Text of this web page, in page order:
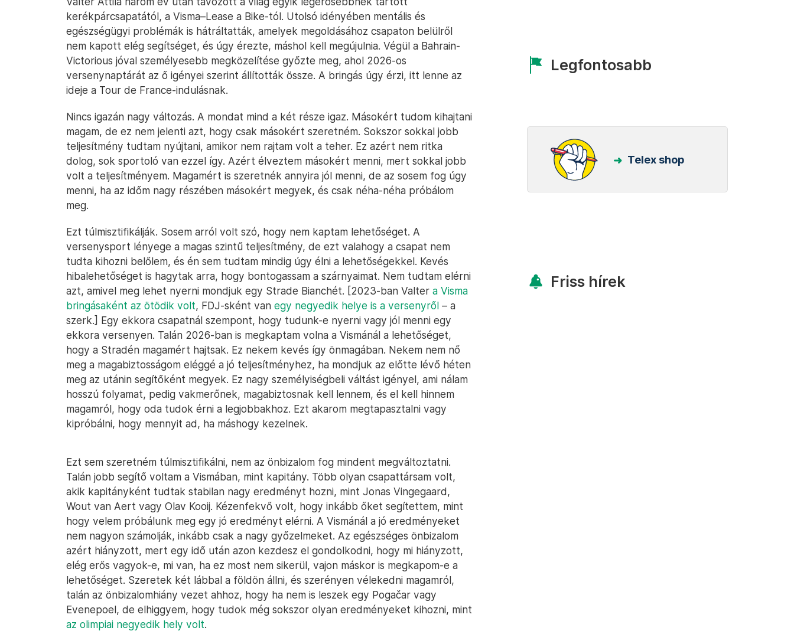
kerékpárcsapatától, a Visma–Lease a Bike-tól. Utolsó idényében mentális és
egészségügyi problémák is hátráltatták, amelyek megoldásához csapaton belülről
nem kapott elég segítséget, és úgy érezte, máshol kell megújulnia. Végül a Bahrain-
Victorious jóval személyesebb megközelítése győzte meg, ahol 2026-os
versenynaptárát az ő igényei szerint állították össze. A bringás úgy érzi, itt lenne az
ideje a Tour de France-indulásnak.
Nincs igazán nagy változás. A mondat mind a két része igaz. Másokért tudom kihajtani
magam, de ez nem jelenti azt, hogy csak másokért szeretném. Sokszor sokkal jobb
teljesítmény tudtam nyújtani, amikor nem rajtam volt a teher. Ez azért nem ritka
dolog, sok sportoló van ezzel így. Azért élveztem másokért menni, mert sokkal jobb
volt a teljesítményem. Magamért is szeretnék annyira jól menni, de az sosem fog úgy
menni, ha az időm nagy részében másokért megyek, és csak néha-néha próbálom
meg.
Ezt túlmisztifikálják. Sosem arról volt szó, hogy nem kaptam lehetőséget. A
versenysport lényege a magas szintű teljesítmény, de ezt valahogy a csapat nem
tudta kihozni belőlem, és én sem tudtam mindig úgy élni a lehetőségekkel. Kevés
hibalehetőséget is hagytak arra, hogy bontogassam a szárnyaimat. Nem tudtam elérni
azt, amivel meg lehet nyerni mondjuk egy Strade Bianchét. [2023-ban Valter a Visma
bringásaként az ötödik volt, FDJ-sként van egy negyedik helye is a versenyről – a
szerk.] Egy ekkora csapatnál szempont, hogy tudunk-e nyerni vagy jól menni egy
ekkora versenyen. Talán 2026-ban is megkaptam volna a Vismánál a lehetőséget,
hogy a Stradén magamért hajtsak. Ez nekem kevés így önmagában. Nekem nem nő
meg a magabiztosságom eléggé a jó teljesítményhez, ha mondjuk az előtte lévő héten
meg az utánin segítőként megyek. Ez nagy személyiségbeli váltást igényel, ami nálam
hosszú folyamat, pedig vakmerőnek, magabiztosnak kell lennem, és el kell hinnem
magamról, hogy oda tudok érni a legjobbakhoz. Ezt akarom megtapasztalni vagy
kipróbálni, hogy mennyit ad, ha máshogy kezelnek.
Ezt sem szeretném túlmisztifikálni, nem az önbizalom fog mindent megváltoztatni.
Talán jobb segítő voltam a Vismában, mint kapitány. Több olyan csapattársam volt,
akik kapitányként tudtak stabilan nagy eredményt hozni, mint Jonas Vingegaard,
Wout van Aert vagy Olav Kooij. Kézenfekvő volt, hogy inkább őket segítettem, mint
hogy velem próbálunk meg egy jó eredményt elérni. A Vismánál a jó eredményeket
nem nagyon számolják, inkább csak a nagy győzelmeket. Az egészséges önbizalom
azért hiányzott, mert egy idő után azon kezdesz el gondolkodni, hogy mi hiányzott,
elég erős vagyok-e, mi van, ha ez most nem sikerül, vajon máskor is megkapom-e a
lehetőséget. Szeretek két lábbal a földön állni, és szerényen vélekedni magamról,
talán az önbizalomhiány vezet ahhoz, hogy ha nem is leszek egy Pogačar vagy
Evenepoel, de elhiggyem, hogy tudok még sokszor olyan eredményeket kihozni, mint
az olimpiai negyedik hely volt.
Legfontosabb
Telex shop
Friss hírek